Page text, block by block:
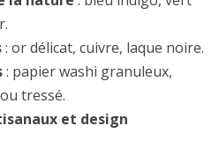
: or délicat, cuivre, laque noire.
: papier washi granuleux,
tressé.
et design